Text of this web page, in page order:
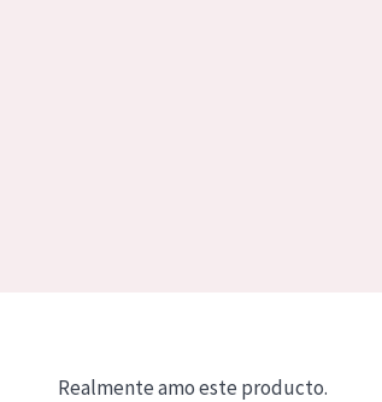
Realmente amo este producto.